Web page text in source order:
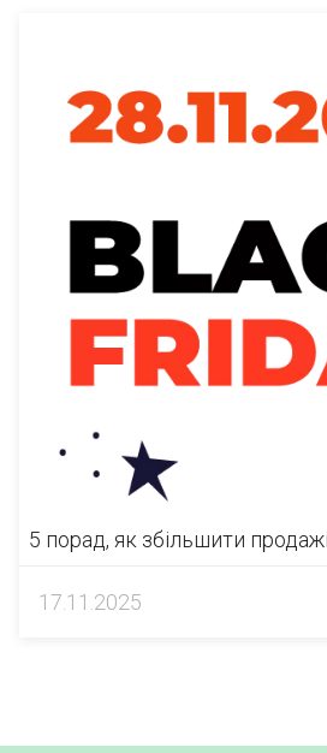
5 порад, як збільшити
17.11.2025